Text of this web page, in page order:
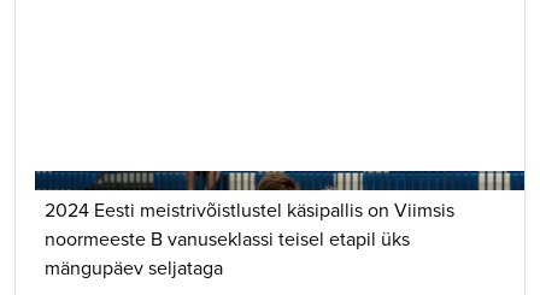
2024 Eesti meistrivõistlustel käsipallis on Viimsis
noormeeste B vanuseklassi teisel etapil üks
mängupäev seljataga